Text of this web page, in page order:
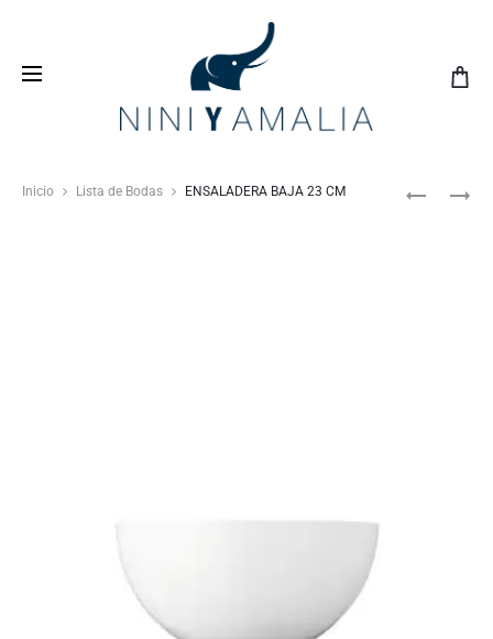
con nosotros y vive una
experiencia inolvidable
Inicio Lista de Bodas ENSALADERA BAJA 23 CM